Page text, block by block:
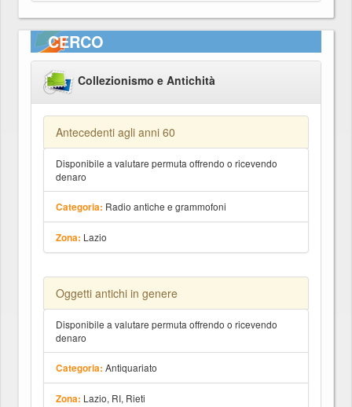
CERCO
Collezionismo e Antichità
Antecedenti agli anni 60
Disponibile a valutare permuta offrendo o ricevendo
denaro
Categoria: Radio antiche e grammofoni
Zona: Lazio
Oggetti antichi in genere
Disponibile a valutare permuta offrendo o ricevendo
denaro
Categoria: Antiquariato
Zona: Lazio, RI, Rieti